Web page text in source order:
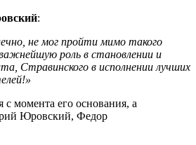
:
не мог пройти мимо такого
роль в становлении и
Стравинского в исполнении лучших
момента его основания, а
Юровский, Федор